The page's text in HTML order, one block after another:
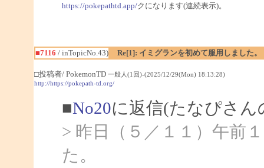
https://pokepathtd.app/クになります(連続表示)。
■7116 / inTopicNo.43) Re[1]: イミグランを初めて服用しました。
□投稿者/ PokemonTD 一般人(1回)-(2025/12/29(Mon) 18:13:28)
http://https://pokepath-td.org/
■No20に返信(たなぴさん
> 昨日（５／１１）午前
た。